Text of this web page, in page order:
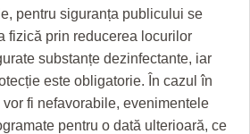
pentru siguranța publicului se
fizică prin reducerea locurilor
substanțe dezinfectante, iar
este obligatorie. În cazul în
fi nefavorabile, evenimentele
pentru o dată ulterioară, ce